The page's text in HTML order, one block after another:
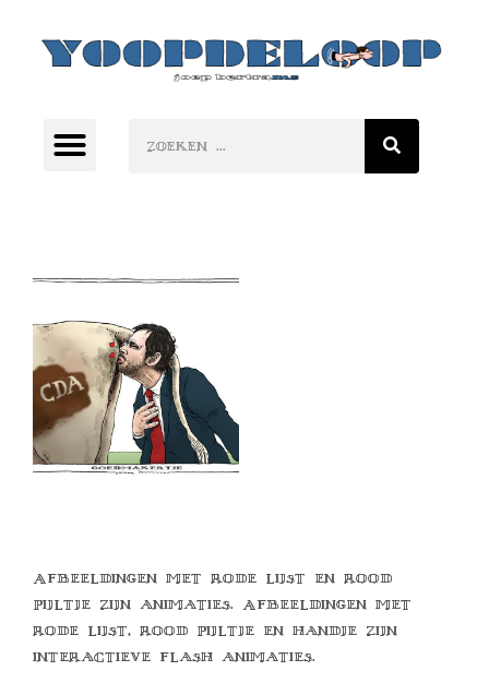
Afbeeldingen met rode lijst en rood
pijltje zijn animaties. Afbeeldingen met
rode lijst, rood pijltje en handje zijn
interactieve flash animaties.